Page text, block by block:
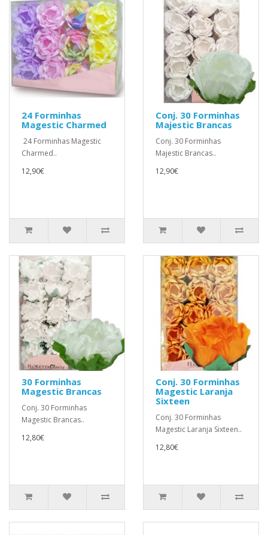
24 Forminhas
Magestic Charmed
24 Forminhas Magestic
Charmed..
12,90€
Conj. 30 Forminhas
Majestic Brancas
Conj. 30 Forminhas
Majestic Brancas..
12,90€
30 Forminhas
Magestic Brancas
Conj. 30 Forminhas
Magestic Brancas..
12,80€
Conj. 30 Forminhas
Magestic Laranja
Sixteen
Conj. 30 Forminhas
Magestic Laranja Sixteen..
12,80€